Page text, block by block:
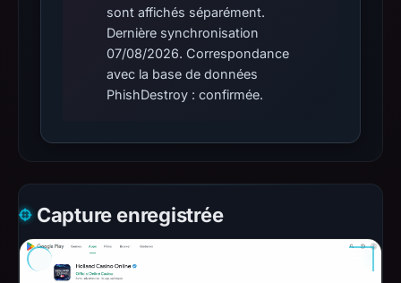
sont affichés séparément.
Dernière synchronisation
07/08/2026. Correspondance
avec la base de données
PhishDestroy : confirmée.
Capture enregistrée